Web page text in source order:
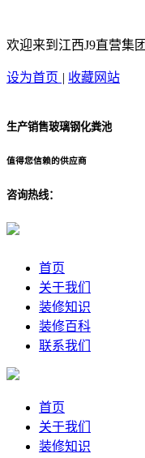
欢迎来到江西J9直营集
设为首页 | 收藏网站
生产销售玻璃钢化粪池
值得您信赖的供应商
咨询热线：
首页
关于我们
装修知识
装修百科
联系我们
首页
关于我们
装修知识